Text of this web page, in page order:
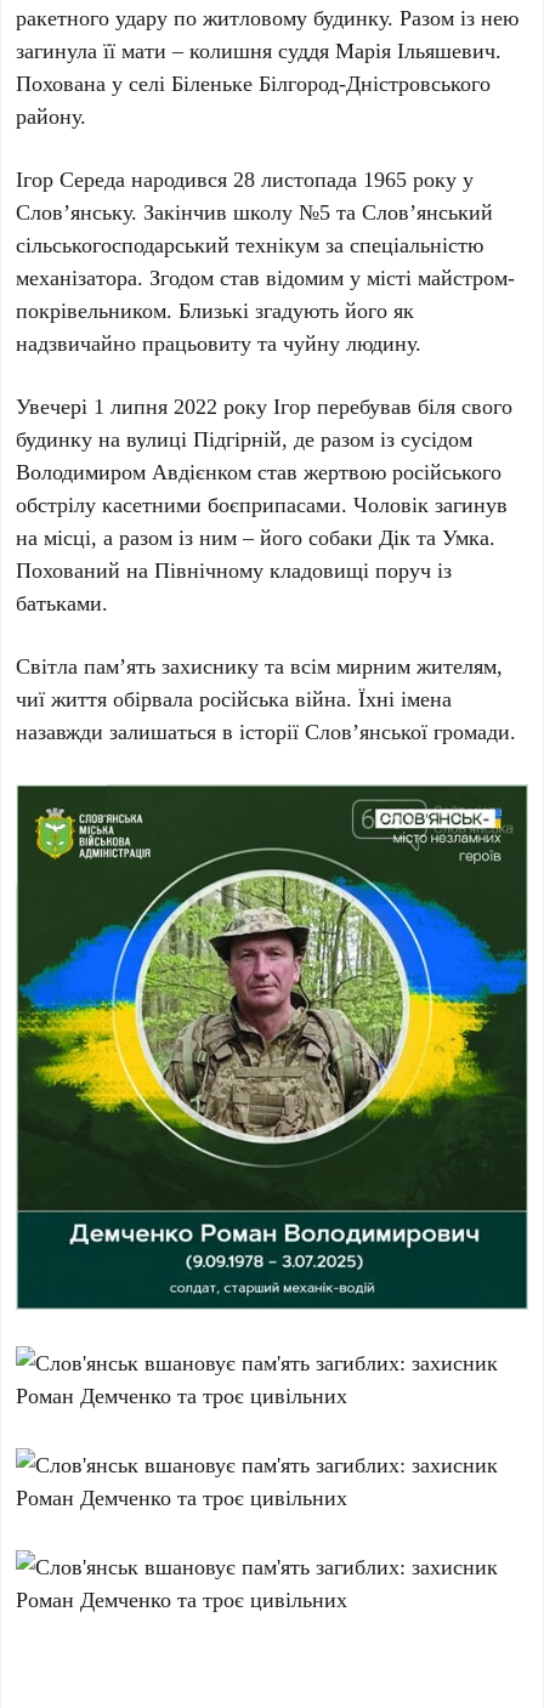
ракетного удару по житловому будинку. Разом із нею
загинула її мати – колишня суддяМарія Ільяшевич.
Похована уселі Біленьке Білгород-Дністровського
району.
Ігор Середа народився 28 листопада 1965 року у
Слов’янську. Закінчив школу№5 таСлов’янський
сільськогосподарський технікум за спеціальністю
механізатора. Згодом став відомим у місті майстром-
покрівельником. Близькі згадують його як
надзвичайно працьовиту та чуйну людину.
Увечері 1 липня 2022 року Ігор перебував біля свого
будинку навулиці Підгірній, де разом із сусідом
Володимиром Авдієнком став жертвою російського
обстрілукасетними боєприпасами. Чоловік загинув
на місці, а разом із ним – його собаки Дік таУмка.
Похований наПівнічному кладовищі поруч із
батьками.
Світла пам’ять захиснику та всім мирним жителям,
чиї життя обірвала російська війна. Їхні імена
назавжди залишаться в історіїСлов’янської громади.